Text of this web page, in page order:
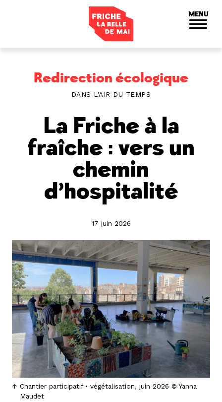
MENU
Redirection écologique
DANS L'AIR DU TEMPS
La Friche à la
fraîche : vers un
chemin
d’hospitalité
17 juin 2026
Chantier participatif • végétalisation, juin 2026 © Yanna
Maudet
Panneau de gestion des cookies